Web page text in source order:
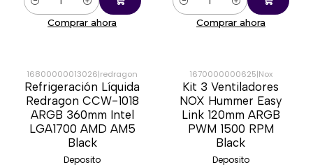
Cantidad
Comprar ahora
Cantidad
Comprar ahora
-41%
16800000013026|redragon
Refrigeración Líquida
Redragon CCW-1018
ARGB 360mm Intel
LGA1700 AMD AM5
Black
Deposito
-34%
1670000000625|Nox
Kit 3 Ventiladores
NOX Hummer Easy
Link 120mm ARGB
PWM 1500 RPM
Black
Deposito